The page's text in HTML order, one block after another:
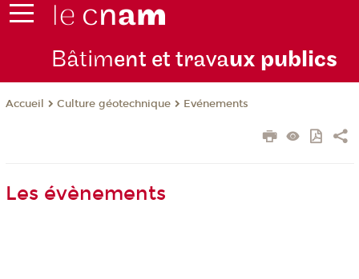
Bâtiment et travaux publics
Accueil Culture géotechnique Evénements
Les évènements